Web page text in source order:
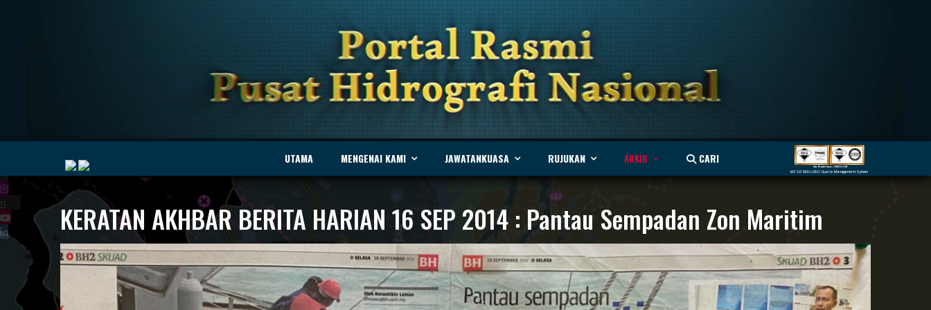
UTAMA MENGENAI KAMI JAWATANKUASA RUJUKAN ARKIB CARI
KERATAN AKHBAR BERITA HARIAN 16 SEP 2014 : Pantau Sempadan Zon Maritim
..
MyMarine
Geohub